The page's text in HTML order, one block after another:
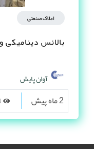
املاک صنعتی
بالانس
آوان پایش
2 ماه پیش